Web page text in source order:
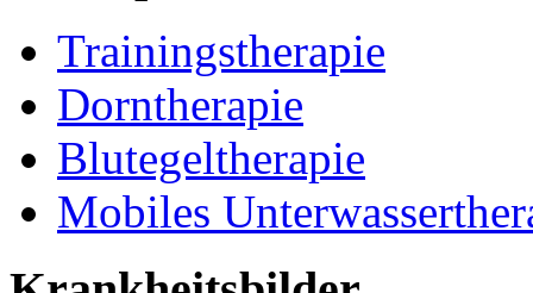
Trainingstherapie
Dorntherapie
Blutegeltherapie
Mobiles